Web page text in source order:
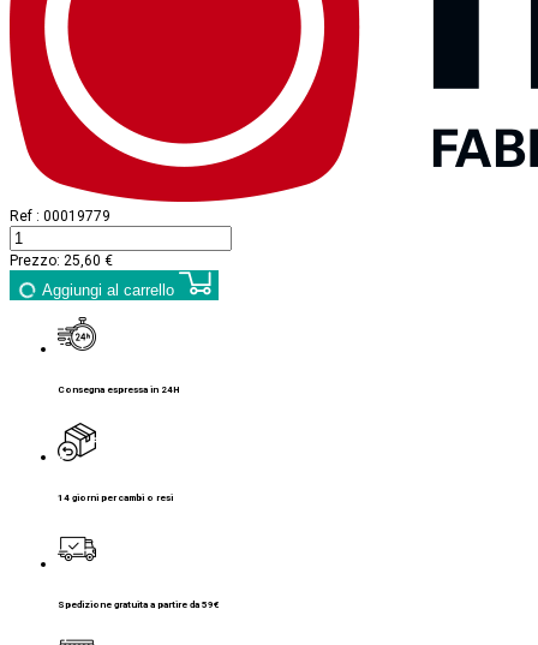
Ref : 00019779
Prezzo: 25,60 €
Aggiungi al carrello
Consegna espressa in 24H
14 giorni per cambi o resi
Spedizione gratuita a partire da 59€